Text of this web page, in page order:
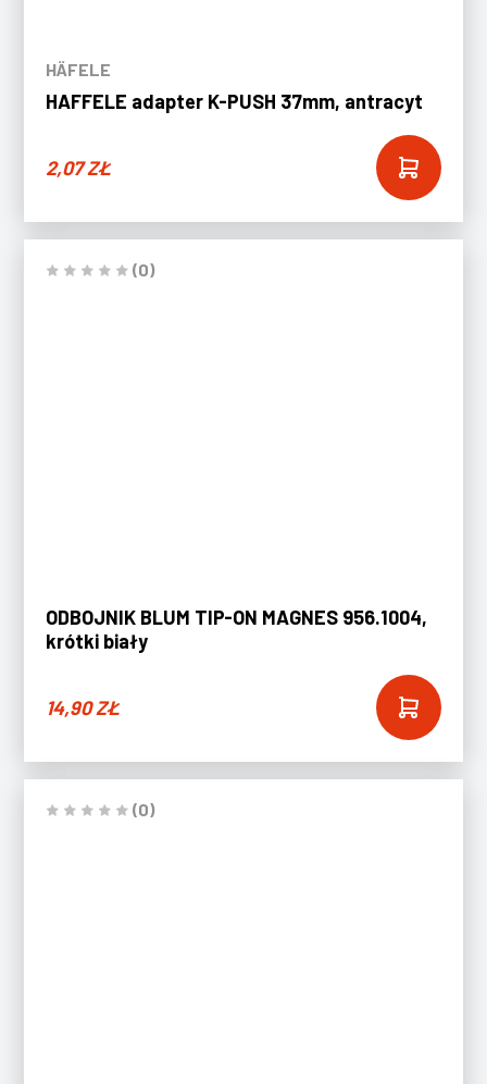
HÄFELE
HAFFELE adapter K-PUSH 37mm, antracyt
2,07ZŁ
(0)
ODBOJNIK BLUM TIP-ON MAGNES 956.1004,
krótki biały
14,90ZŁ
(0)